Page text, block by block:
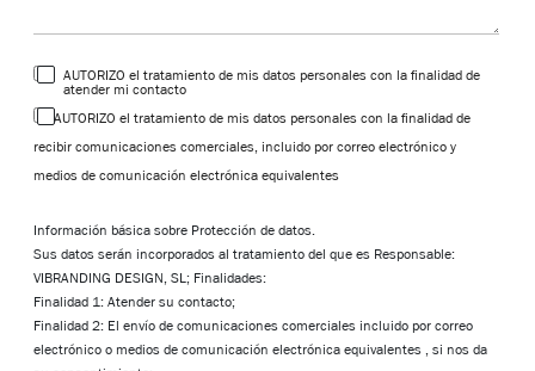
AUTORIZO el tratamiento de mis datos personales con la finalidad de
atender mi contacto
AUTORIZO el tratamiento de mis datos personales con la finalidad de
recibir comunicaciones comerciales, incluido por correo electrónico y
medios de comunicación electrónica equivalentes
Información básica sobre Protección de datos.
Sus datos serán incorporados al tratamiento del que es Responsable:
VIBRANDING DESIGN, SL; Finalidades:
Finalidad 1: Atender su contacto;
Finalidad 2: El envío de comunicaciones comerciales incluido por correo
electrónico o medios de comunicación electrónica equivalentes , si nos da